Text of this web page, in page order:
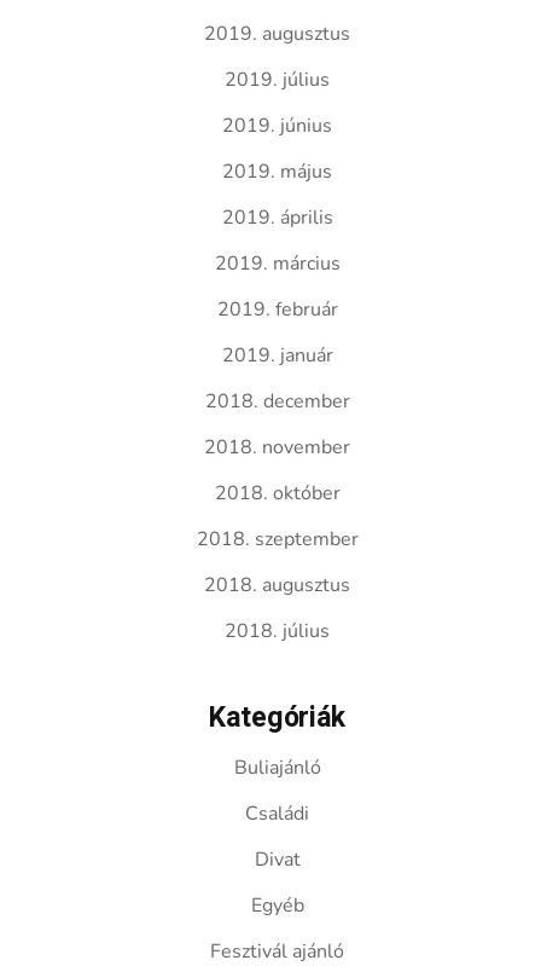
2019. augusztus
2019. július
2019. június
2019. május
2019. április
2019. március
2019. február
2019. január
2018. december
2018. november
2018. október
2018. szeptember
2018. augusztus
2018. július
Kategóriák
Buliajánló
Családi
Divat
Egyéb
Fesztivál ajánló